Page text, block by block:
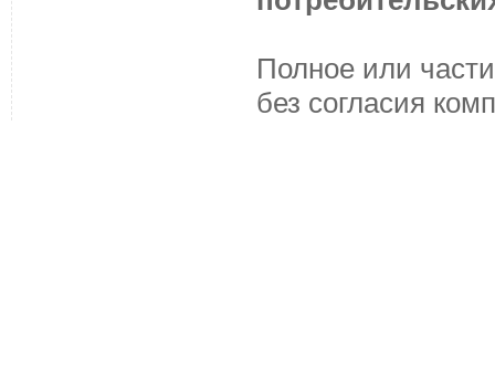
Полное или
без согласия